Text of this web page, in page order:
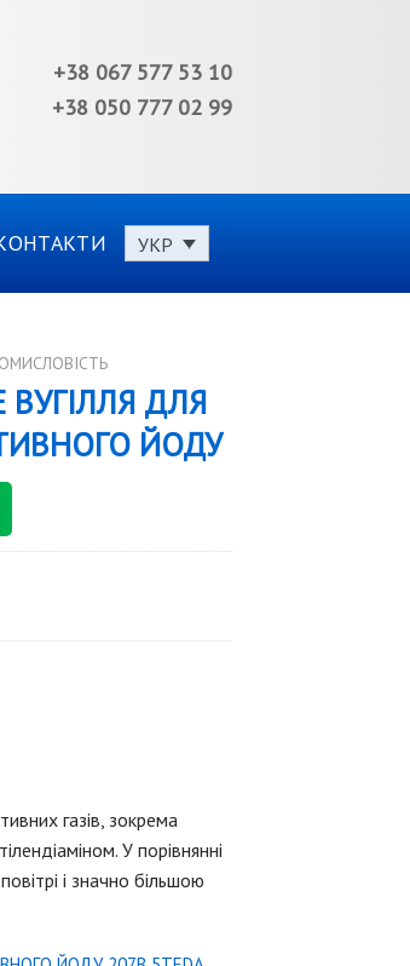
+38 067 577 53 10
+38 050 777 02 99
УКР
ВУГІЛЛЯ ДЛЯ
ЙОДУ
газів, зокрема
У порівнянні
і значно більшою